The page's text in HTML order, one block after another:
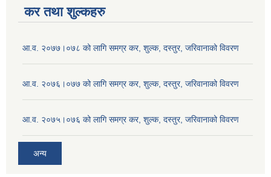
कर तथा शुल्कहरु
आ.व. २०७७।०७८ को लागि समग्र कर, शुल्क, दस्तुर, जरिवानाको विवरण
आ.व. २०७६।०७७ को लागि समग्र कर, शुल्क, दस्तुर, जरिवानाको विवरण
आ.व. २०७५।०७६ को लागि समग्र कर, शुल्क, दस्तुर, जरिवानाको विवरण
अन्य